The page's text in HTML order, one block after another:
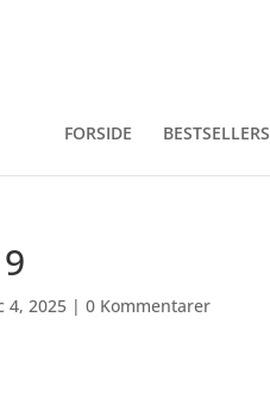
FORSIDE BESTSELLERS
4, 2025 | 0 Kommentarer